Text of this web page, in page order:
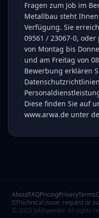
Fragen zum Job im
Metallbau steht
Verfügung. Sie
09561 / 23067-0,
von Montag bis
und am Freitag von
Bewerbung erklären
Diese finden Sie auf
www.arwa.de unter
AboutFAQPricingPrivacyTerms
Technical issue, request or
© 2025 JobSpeeder. All rights